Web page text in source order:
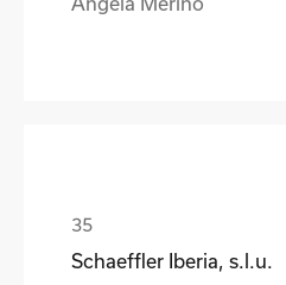
Schaeffler Iberia, s.l.u.